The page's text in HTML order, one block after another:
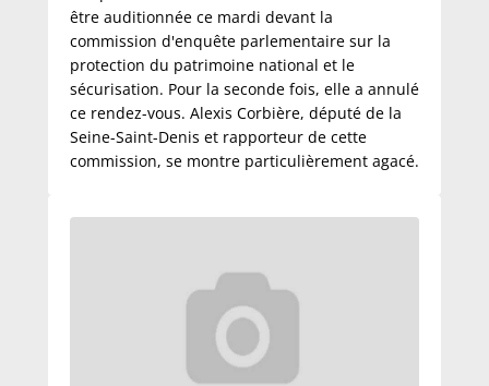
être auditionnée ce mardi devant la
commission d'enquête parlementaire sur la
protection du patrimoine national et le
sécurisation. Pour la seconde fois, elle a annulé
ce rendez-vous. Alexis Corbière, député de la
Seine-Saint-Denis et rapporteur de cette
commission, se montre particulièrement agacé.